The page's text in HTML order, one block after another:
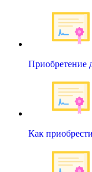
Приобретение
Как